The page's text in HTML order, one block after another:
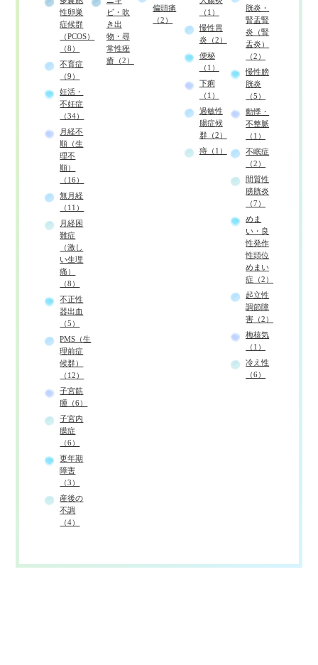
性卵巣
症候群
（PCOS）
（8）
不育症
（9）
妊活・
不妊症
（34）
月経不
順（生
理不
順）
（16）
無月経
（11）
月経困
難症
（激し
い生理
痛）
（8）
不正性
器出血
（5）
PMS（生
理前症
候群）
（12）
子宮筋
腫（6）
子宮内
膜症
（6）
更年期
障害
（3）
産後の
不調
（4）
ビ・吹
き出
物・尋
常性痤
瘡（2）
偏頭痛
（2）
（1）
慢性胃
炎（2）
便秘
（1）
下痢
（1）
過敏性
腸症候
群（2）
痔（1）
胱炎・
腎盂腎
炎（腎
盂炎）
（2）
慢性膀
胱炎
（5）
動悸・
不整脈
（1）
不眠症
（2）
間質性
膀胱炎
（7）
めま
い・良
性発作
性頭位
めまい
症（2）
起立性
調節障
害（2）
梅核気
（1）
冷え性
（6）